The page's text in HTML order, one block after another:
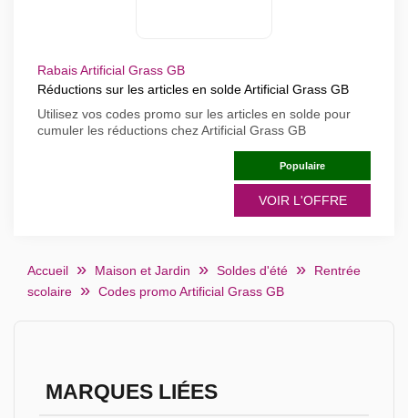
Rabais Artificial Grass GB
Réductions sur les articles en solde Artificial Grass GB
Utilisez vos codes promo sur les articles en solde pour
cumuler les réductions chez Artificial Grass GB
Populaire
VOIR L'OFFRE
Accueil Maison et Jardin Soldes d'été
Rentrée
scolaire
Codes promo Artificial Grass GB
MARQUES LIÉES